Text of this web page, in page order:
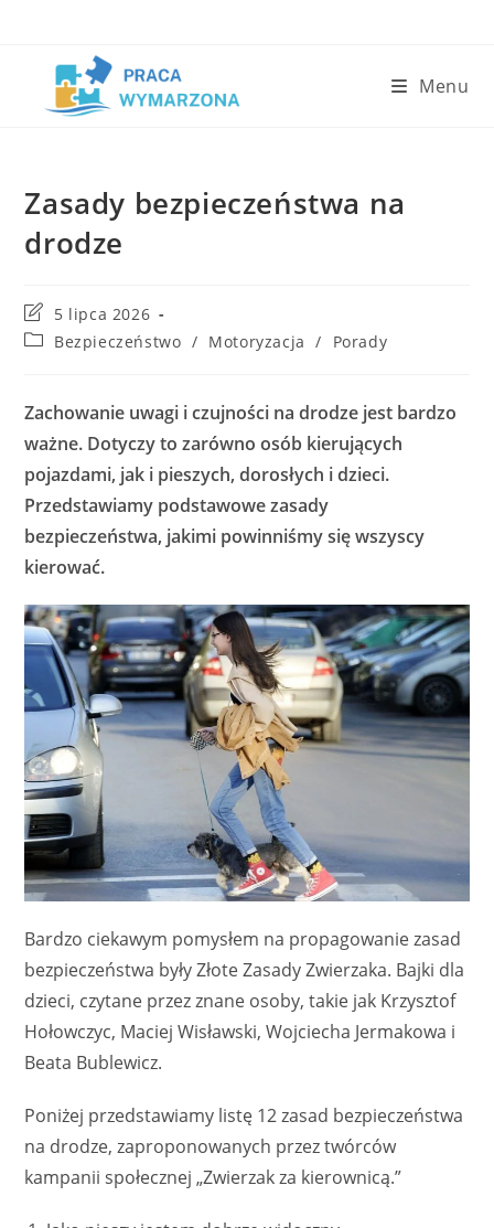
Menu
Zasady bezpieczeństwa na
drodze
Post
last
modified:
5 lipca 2026
PostBezpieczeństwo / Motoryzacja / Porady
Zachowanie uwagi i czujności na drodze jest bardzo
ważne. Dotyczy to zarówno osób kierujących
pojazdami, jak i pieszych, dorosłych i dzieci.
Przedstawiamy podstawowe zasady
bezpieczeństwa, jakimi powinniśmy się wszyscy
kierować.
Bardzo ciekawym pomysłem na propagowanie zasad
bezpieczeństwa były Złote Zasady Zwierzaka. Bajki dla
dzieci, czytane przez znane osoby, takie jak Krzysztof
Hołowczyc, Maciej Wisławski, Wojciecha Jermakowa i
Beata Bublewicz.
Poniżej przedstawiamy listę 12 zasad bezpieczeństwa
na drodze, zaproponowanych przez twórców
kampanii społecznej „Zwierzak za kierownicą.”